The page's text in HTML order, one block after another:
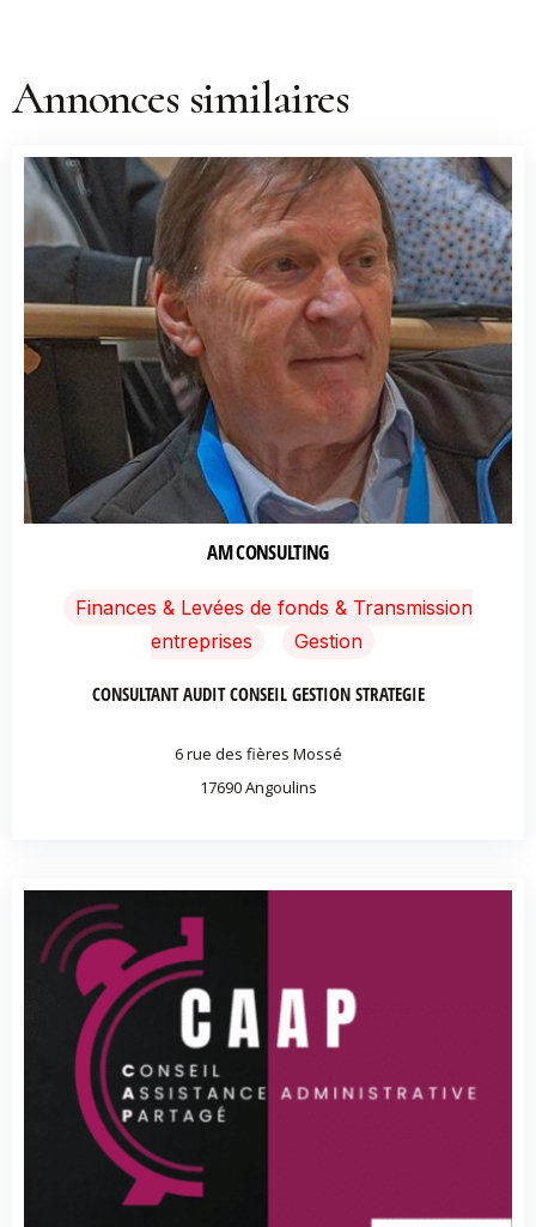
Annonces similaires
AM CONSULTING
Finances & Levées de fonds & Transmission
entreprises
Gestion
CONSULTANT AUDIT CONSEIL GESTION STRATEGIE
6 rue des fières Mossé
17690 Angoulins